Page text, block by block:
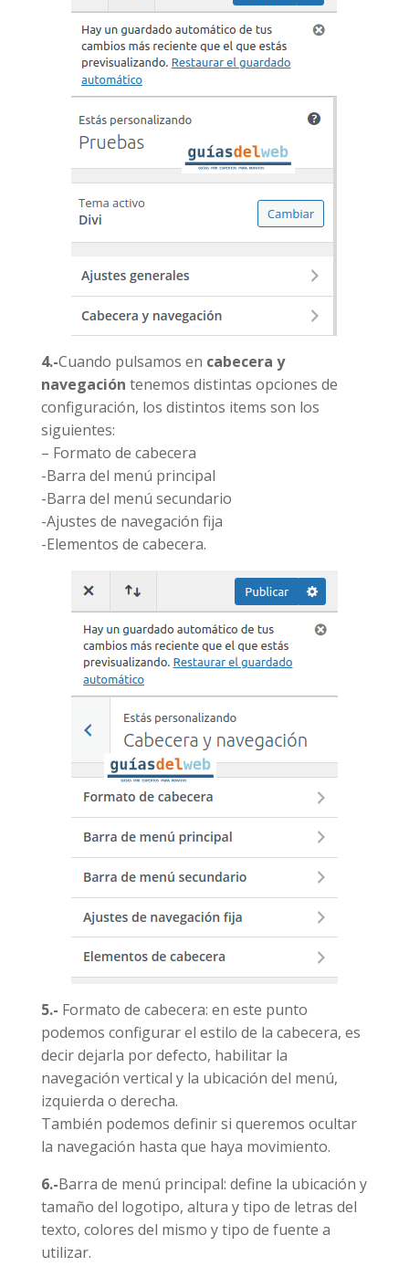
4.-Cuando pulsamos en cabecera y
navegación tenemos distintas opciones de
configuración, los distintos items son los
siguientes:
– Formato de cabecera
-Barra del menú principal
-Barra del menú secundario
-Ajustes de navegación fija
-Elementos de cabecera.
5.- Formato de cabecera: en este punto
podemos configurar el estilo de la cabecera, es
decir dejarla por defecto, habilitar la
navegación vertical y la ubicación del menú,
izquierda o derecha.
También podemos definir si queremos ocultar
la navegación hasta que haya movimiento.
6.-Barra de menú principal: define la ubicación y
tamaño del logotipo, altura y tipo de letras del
texto, colores del mismo y tipo de fuente a
utilizar.